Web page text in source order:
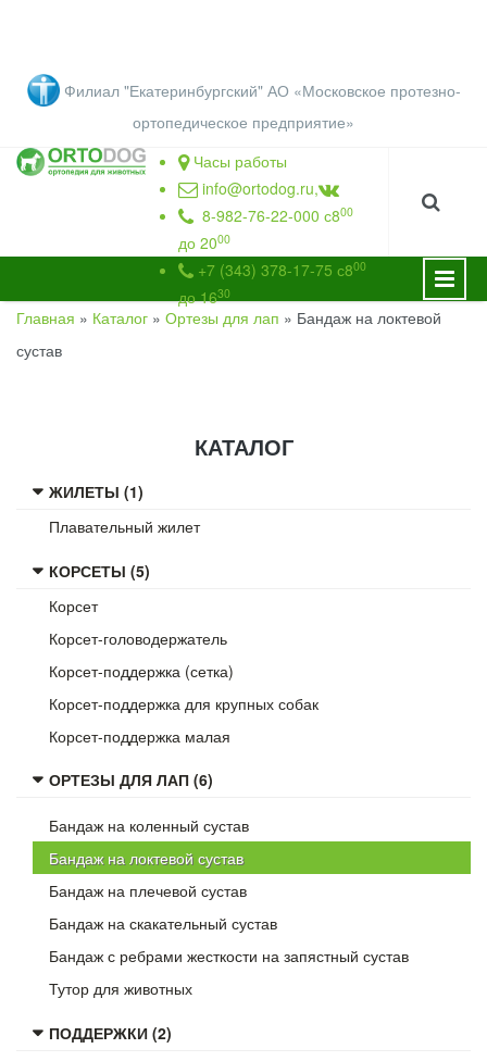
Филиал "Екатеринбургский" АО «Московское протезно-
ортопедическое предприятие»
Часы работы
info@ortodog.ru,
8-982-76-22-000 с800
до 2000
+7 (343) 378-17-75 с800
до 1630
ВЫ ЗДЕСЬ
Главная » Каталог » Ортезы для лап » Бандаж на локтевой
сустав
КАТАЛОГ
ЖИЛЕТЫ (1)
Плавательный жилет
КОРСЕТЫ (5)
Корсет
Корсет-головодержатель
Корсет-поддержка (сетка)
Корсет-поддержка для крупных собак
Корсет-поддержка малая
ОРТЕЗЫ ДЛЯ ЛАП (6)
Бандаж на коленный сустав
Бандаж на локтевой сустав
Бандаж на плечевой сустав
Бандаж на скакательный сустав
Бандаж с ребрами жесткости на запястный сустав
Тутор для животных
ПОДДЕРЖКИ (2)